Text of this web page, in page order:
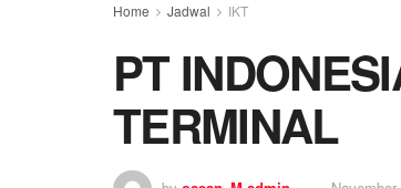
Home Jadwal IKT
PT
TERMINAL